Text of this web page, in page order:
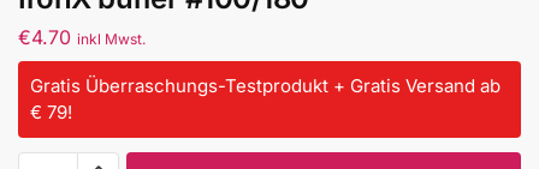
€4.70 inkl Mwst.
Gratis Überraschungs-Testprodukt + Gratis Versand ab
€ 79!